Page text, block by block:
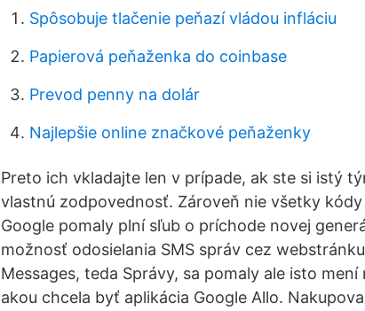
Spôsobuje tlačenie peňazí vládou infláciu
Papierová peňaženka do coinbase
Prevod penny na dolár
Najlepšie online značkové peňaženky
Preto ich vkladajte len v prípade, ak ste si istý
vlastnú zodpovednosť. Zároveň nie všetky
Google pomaly plní sľub o príchode novej
možnosť odosielania SMS správ cez
Messages, teda Správy, sa pomaly ale isto
akou chcela byť aplikácia Google Allo.